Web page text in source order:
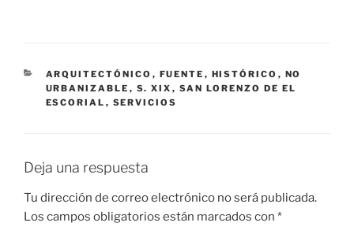
CATEGORÍAS
ARQUITECTÓNICO , FUENTE , HISTÓRICO , NO
URBANIZABLE , S. XIX , SAN LORENZO DE EL
ESCORIAL , SERVICIOS
Deja una respuesta
Tu dirección de correo electrónico no será publicada.
Los campos obligatorios están marcados con *